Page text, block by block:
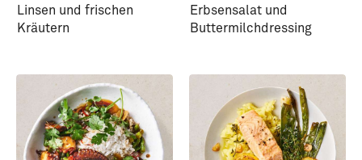
Linsen und frischen
Kräutern
Erbsensalat und
Buttermilchdressing